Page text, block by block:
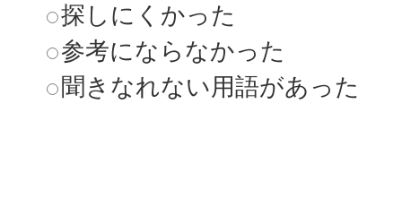
探しにくかった
参考にならなかった
聞きなれない用語があった